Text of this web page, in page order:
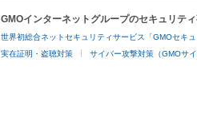
GMOインターネットグループのセキュリテ
世界初総合ネットセキュリティサービス「GMOセキュ
実在証明・盗聴対策 サイバー攻撃対策（GMOサ